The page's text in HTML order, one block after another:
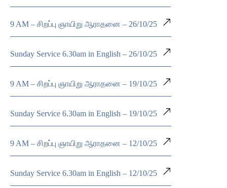
9 AM – சிறப்பு ஞாயிறு ஆராதனை – 26/10/25
Sunday Service 6.30am in English – 26/10/25
9 AM – சிறப்பு ஞாயிறு ஆராதனை – 19/10/25
Sunday Service 6.30am in English – 19/10/25
9 AM – சிறப்பு ஞாயிறு ஆராதனை – 12/10/25
Sunday Service 6.30am in English – 12/10/25